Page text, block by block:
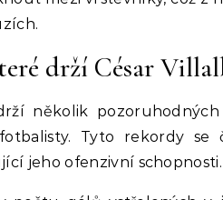
drží César
několik
Tyto rekordy
jeho ofenzivní schopnosti.